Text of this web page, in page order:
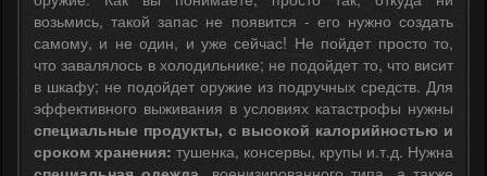
возьмись, такой запас не появится - его нужно создать
самому, и не один, и уже сейчас! Не пойдет просто то,
что завалялось в холодильнике; не подойдет то, что висит
в шкафу; не подойдет оружие из подручных средств. Для
эффективного выживания в условиях катастрофы нужны
специальные продукты, с высокой калорийностью и
сроком хранения: тушенка, консервы, крупы и.т.д. Нужна